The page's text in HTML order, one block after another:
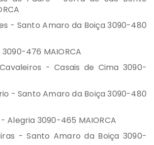
- Santo Amaro da Boiça 3090-480
476 MAIORCA
- Casais de Cima 3090-
- Santo Amaro da Boiça 3090-480
Alegria 3090-465 MAIORCA
- Santo Amaro da Boiça 3090-